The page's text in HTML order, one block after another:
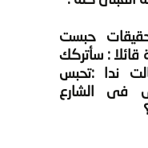
حبست
قائلا : سأتركك
ندا :تحبس
فى الشارع